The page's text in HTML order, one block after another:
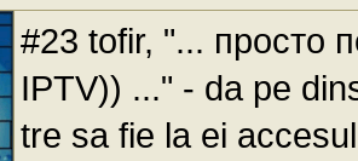
#23 tofir, "... просто
IPTV)) ..." - da pe
tre sa fie la ei